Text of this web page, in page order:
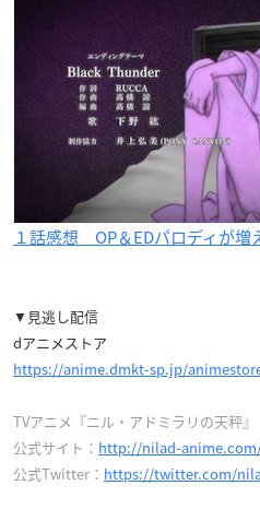
１話感想 OP＆EDパロディが
▼見逃し配信
dアニメストア
https://anime.dmkt-sp.jp/
TVアニメ『ニル・アドミラリの天秤』
公式サイト： http://nilad-
公式Twitter： https://twitter.com/